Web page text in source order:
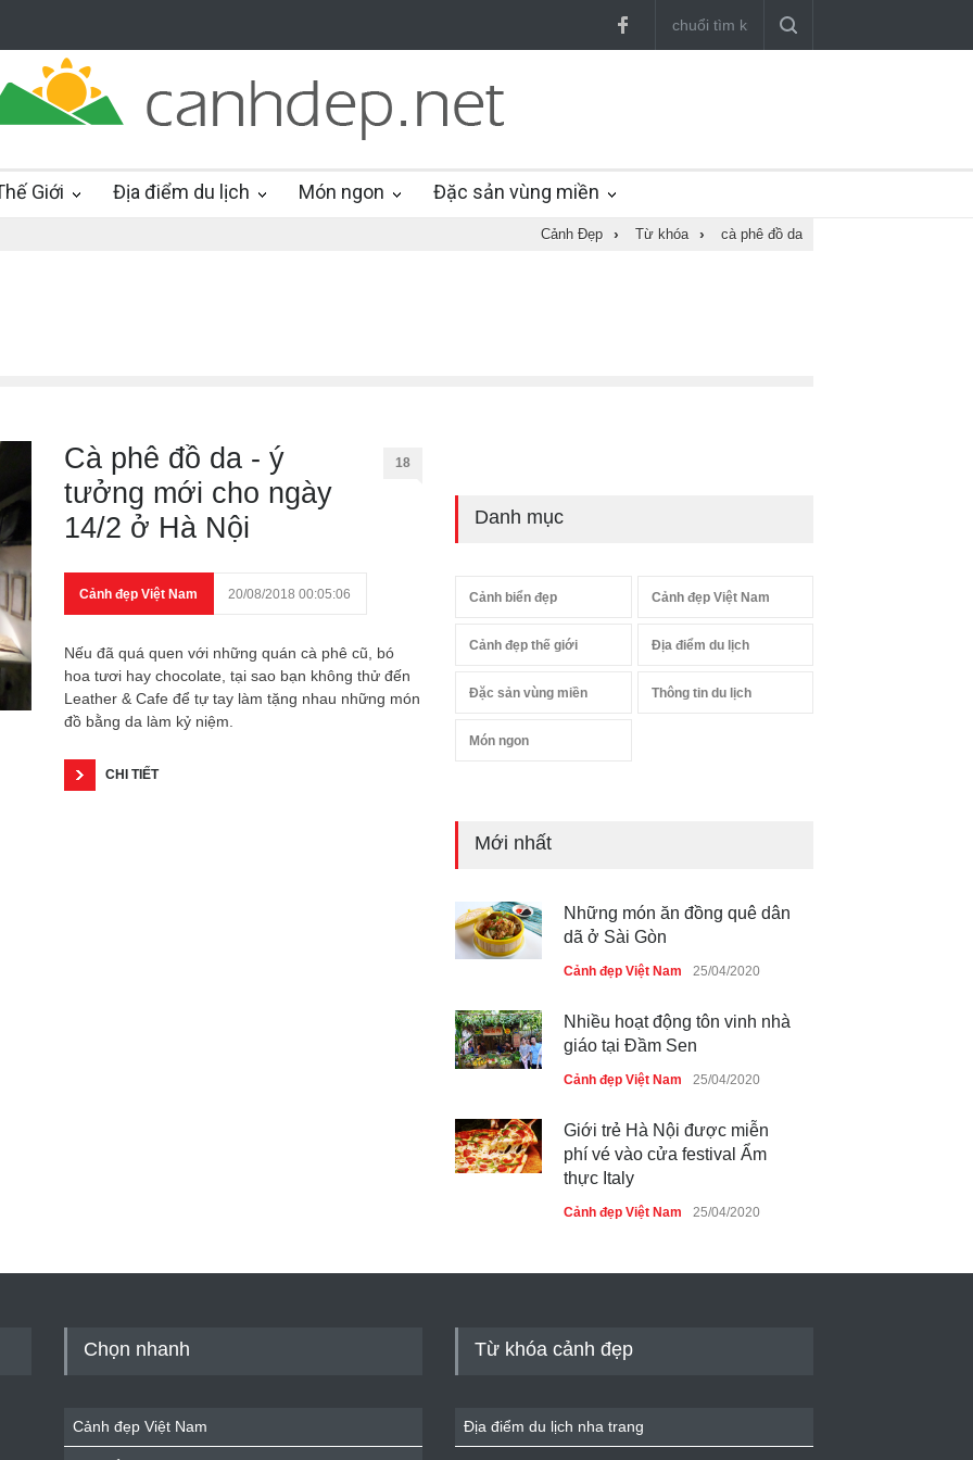
Giới Địa điểm du lịch Món ngon Đặc sản vùng miền
Cảnh Đẹp › Từ khóa › cà phê đồ da
Cà phê đồ da - ý
tưởng mới cho ngày
14/2 ở Hà Nội
18
Cảnh đẹp Việt Nam 20/08/2018 00:05:06
Nếu đã quá quen với những quán cà phê cũ, bó
hoa tươi hay chocolate, tại sao bạn không thử đến
Leather & Cafe để tự tay làm tặng nhau những món
đồ bằng da làm kỷ niệm.
CHI TIẾT
Danh mục
Cảnh biển đẹp Cảnh đẹp Việt Nam
Cảnh đẹp thế giới Địa điểm du lịch
Đặc sản vùng miền Thông tin du lịch
Món ngon
Mới nhất
Những món ăn đồng quê dân
dã ở Sài Gòn
Cảnh đẹp Việt Nam 25/04/2020
Nhiều hoạt động tôn vinh nhà
giáo tại Đầm Sen
Cảnh đẹp Việt Nam 25/04/2020
Giới trẻ Hà Nội được miễn
phí vé vào cửa festival Ẩm
thực Italy
Cảnh đẹp Việt Nam 25/04/2020
Cảnh đẹp Việt Nam
Chọn nhanh
Cảnh đẹp Việt Nam
Từ khóa cảnh đẹp
Địa điểm du lịch nha trang